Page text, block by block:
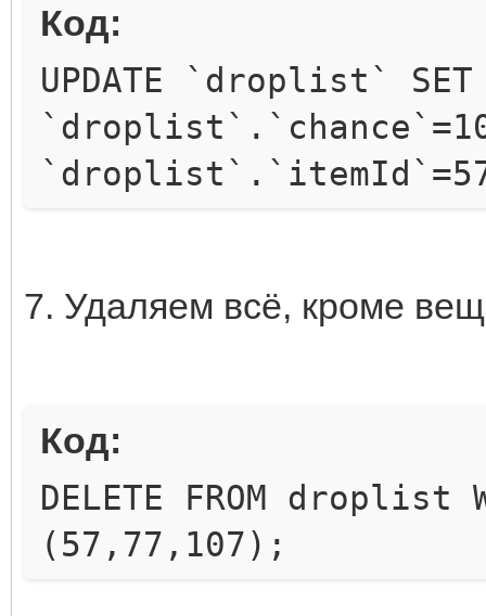
Код:
UPDATE `droplist` SET
7. Удаляем всё, кроме
Код:
DELETE FROM droplist
(57,77,107);